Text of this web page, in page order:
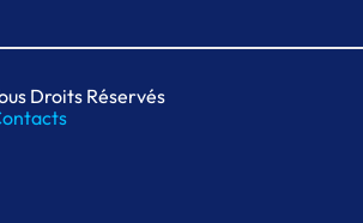
Droits Réservés